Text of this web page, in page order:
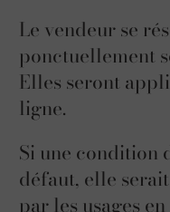
Le vendeur se
ponctuellement
Elles seront
ligne.
Si une condition
défaut, elle
par les usages